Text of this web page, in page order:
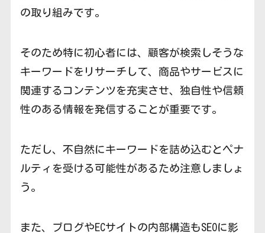
の取り組みです。
そのため特に初心者には、顧客が検索しそうな
キーワードをリサーチして、商品やサービスに
関連するコンテンツを充実させ、独自性や信頼
性のある情報を発信することが重要です。
ただし、不自然にキーワードを詰め込むとペナ
ルティを受ける可能性があるため注意しましょ
う。
また、ブログやECサイトの内部構造もSEOに影